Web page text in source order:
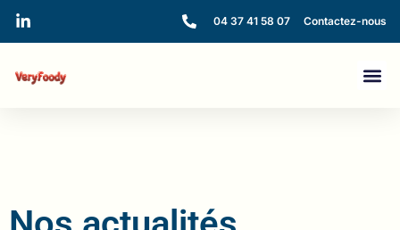
04 37 41 58 07 Contactez-nous